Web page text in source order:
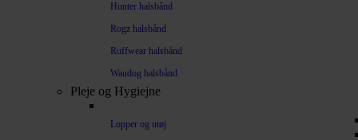
Hunter halsbånd
Rogz halsbånd
Ruffwear halsbånd
Waudog halsbånd
Pleje og Hygiejne
Lopper og utøj